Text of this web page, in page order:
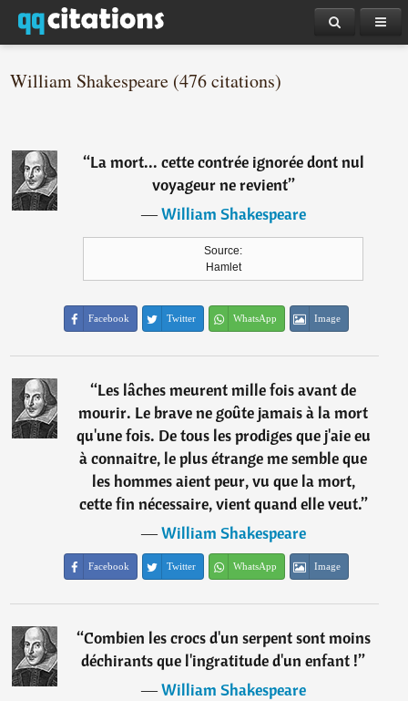
William Shakespeare (476 citations)
“La mort... cette contrée ignorée dont nul
voyageur ne revient”
―William Shakespeare
Source:
Hamlet
Facebook Twitter WhatsApp Image
“Les lâches meurent mille fois avant de
mourir. Le brave ne goûte jamais à la mort
qu'une fois. De tous les prodiges que j'aie eu
à connaitre, le plus étrange me semble que
les hommes aient peur, vu que la mort,
cette fin nécessaire, vient quand elle veut.”
―William Shakespeare
Facebook Twitter WhatsApp Image
“Combien les crocs d'un serpent sont moins
déchirants que l'ingratitude d'un enfant !”
―William Shakespeare